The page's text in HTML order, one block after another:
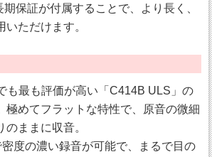
保証が付属することで、より長く、
いただけます。
も最も評価が高い「C414B ULS」の
極めてフラットな特性で、原音の微細
ままに収音。
度の濃い録音が可能で、まるで目の